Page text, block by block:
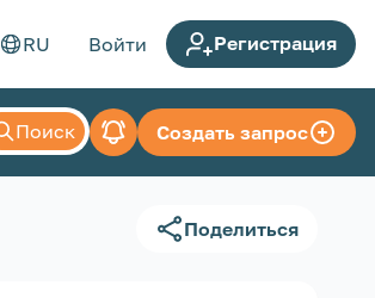
RU Войти Регистрация
Поиск Создать запрос
Поделиться